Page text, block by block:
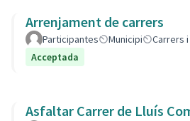
Arrenjament de carrers
Participantes Municipi Carrers i
Acceptada
Asfaltar Carrer de Lluís